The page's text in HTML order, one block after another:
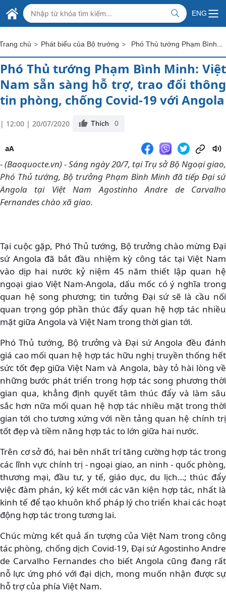
Skip to Main Content
BỘ NGOẠI GIAO VIỆT NAM
MINISTRY OF FOREIGN AFFAIRS
ENG
chủ > Phát biểu của Bộ trưởng > Phó Thủ tướng Phạm Bình Minh: Việt Nam sẵn sàng hỗ trợ, trao đổi thông tin phòng, chống Covid-19 với Angola
Phó Thủ tướng Phạm Bình Minh: Việt
Nam sẵn sàng hỗ trợ, trao đổi thông
tin phòng, chống Covid-19 với Angola
| 12:00 | 20/07/2020 Thích 0
aA
- (Baoquocte.vn) - Sáng ngày 20/7, tại Trụ sở Bộ Ngoại giao,
Phó Thủ tướng, Bộ trưởng Phạm Bình Minh đã tiếp Đại sứ
Angola tại Việt Nam Agostinho Andre de Carvalho
Fernandes chào xã giao.
Tại cuộc gặp, Phó Thủ tướng, Bộ trưởng chào mừng Đại
sứ Angola đã bắt đầu nhiệm kỳ công tác tại Việt Nam
vào dịp hai nước kỷ niệm 45 năm thiết lập quan hệ
ngoại giao Việt Nam-Angola, dấu mốc có ý nghĩa trong
quan hệ song phương; tin tưởng Đại sứ sẽ là cầu nối
quan trọng góp phần thúc đẩy quan hệ hợp tác nhiều
mặt giữa Angola và Việt Nam trong thời gian tới.
Phó Thủ tướng, Bộ trưởng và Đại sứ Angola đều đánh
giá cao mối quan hệ hợp tác hữu nghị truyền thống hết
sức tốt đẹp giữa Việt Nam và Angola, bày tỏ hài lòng về
những bước phát triển trong hợp tác song phương thời
gian qua, khẳng định quyết tâm thúc đẩy và làm sâu
sắc hơn nữa mối quan hệ hợp tác nhiều mặt trong thời
gian tới cho tương xứng với nền tảng quan hệ chính trị
tốt đẹp và tiềm năng hợp tác to lớn giữa hai nước.
Trên cơ sở đó, hai bên nhất trí tăng cường hợp tác trong
các lĩnh vực chính trị - ngoại giao, an ninh - quốc phòng,
thương mại, đầu tư, y tế, giáo dục, du lịch…; thúc đẩy
việc đàm phán, ký kết mới các văn kiện hợp tác, nhất là
kinh tế để tạo khuôn khổ pháp lý cho triển khai các hoạt
động hợp tác trong tương lai.
Chúc mừng kết quả ấn tượng của Việt Nam trong công
tác phòng, chống dịch Covid-19, Đại sứ Agostinho Andre
de Carvalho Fernandes cho biết Angola cũng đang rất
nỗ lực ứng phó với đại dịch, mong muốn nhận được sự
hỗ trợ của phía Việt Nam.